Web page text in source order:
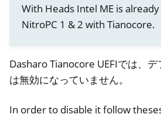
With Heads Intel ME is
NitroPC 1 & 2 with Tianocore.
Dasharo Tianocore UEFIでは、
は無効になっていません。
In order to disable it follow